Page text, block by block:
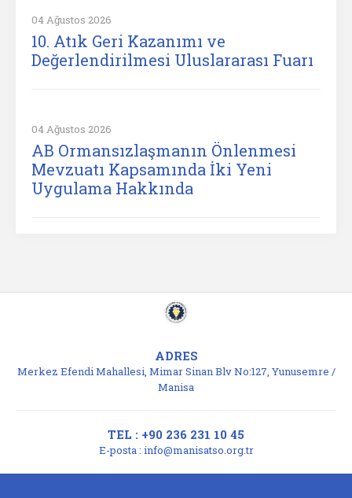
04 Ağustos 2026
10. Atık Geri Kazanımı ve
Değerlendirilmesi Uluslararası Fuarı
04 Ağustos 2026
AB Ormansızlaşmanın Önlenmesi
Mevzuatı Kapsamında İki Yeni
Uygulama Hakkında
ADRES
Merkez Efendi Mahallesi, Mimar Sinan Blv No:127, Yunusemre /
Manisa
TEL : +90 236 231 10 45
E-posta : info@manisatso.org.tr